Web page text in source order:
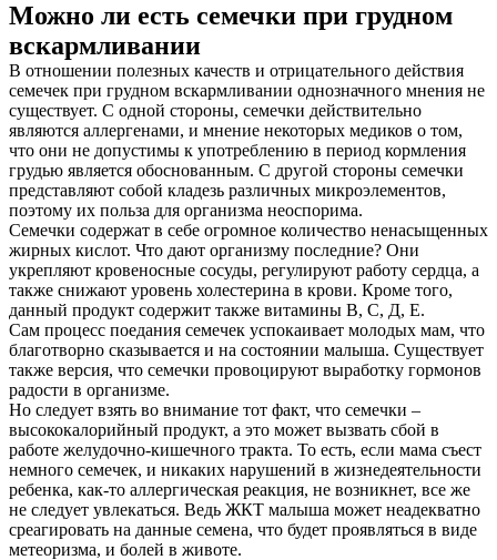
Можно ли есть семечки при грудном
вскармливании
В отношении полезных качеств и отрицательного действия
семечек при грудном вскармливании однозначного мнения не
существует. С одной стороны, семечки действительно
являются аллергенами, и мнение некоторых медиков о том,
что они не допустимы к употреблению в период кормления
грудью является обоснованным. С другой стороны семечки
представляют собой кладезь различных микроэлементов,
поэтому их польза для организма неоспорима.
Семечки содержат в себе огромное количество ненасыщенных
жирных кислот. Что дают организму последние? Они
укрепляют кровеносные сосуды, регулируют работу сердца, а
также снижают уровень холестерина в крови. Кроме того,
данный продукт содержит также витамины В, С, Д, Е.
Сам процесс поедания семечек успокаивает молодых мам, что
благотворно сказывается и на состоянии малыша. Существует
также версия, что семечки провоцируют выработку гормонов
радости в организме.
Но следует взять во внимание тот факт, что семечки –
высококалорийный продукт, а это может вызвать сбой в
работе желудочно-кишечного тракта. То есть, если мама съест
немного семечек, и никаких нарушений в жизнедеятельности
ребенка, как-то аллергическая реакция, не возникнет, все же
не следует увлекаться. Ведь ЖКТ малыша может неадекватно
среагировать на данные семена, что будет проявляться в виде
метеоризма, и болей в животе.